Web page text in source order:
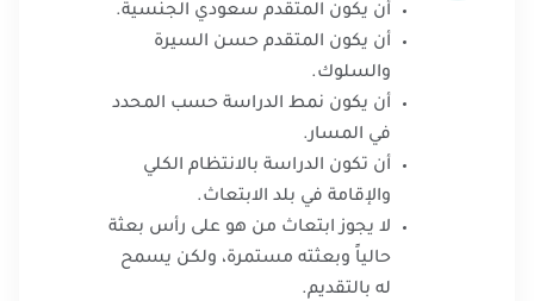
أن يكون المتقدم سعودي الجنسية.
أن يكون المتقدم حسن السيرة
والسلوك.
أن يكون نمط الدراسة حسب المحدد
في المسار.
أن تكون الدراسة بالانتظام الكلي
والإقامة في بلد الابتعاث.
لا يجوز ابتعاث من هو على رأس بعثة
حالياً وبعثته مستمرة، ولكن يسمح
له بالتقديم.